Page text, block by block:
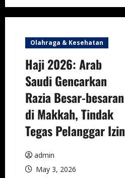
Olahraga & Kesehatan
Haji 2026: Arab
Saudi Gencarkan
Razia Besar-besaran
di Makkah, Tindak
Tegas Pelanggar Izin
admin
May 3, 2026